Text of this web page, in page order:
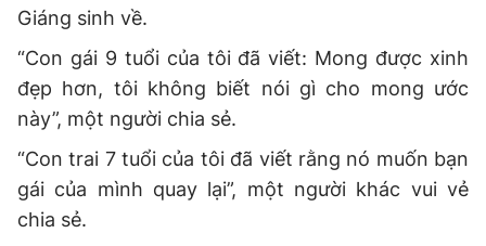
Giáng sinh về.
“Con gái 9 tuổi của tôi đã viết: Mong được xinh
đẹp hơn, tôi không biết nói gì cho mong ước
này”, một người chia sẻ.
“Con trai 7 tuổi của tôi đã viết rằng nó muốn bạn
gái của mình quay lại”, một người khác vui vẻ
chia sẻ.